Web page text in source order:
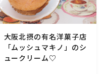
ップ類
大阪北摂の有名洋菓子店
「ムッシュマキノ」のシ
ュークリーム♡